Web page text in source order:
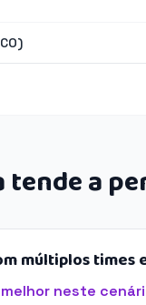
a
múltiplos times
neste